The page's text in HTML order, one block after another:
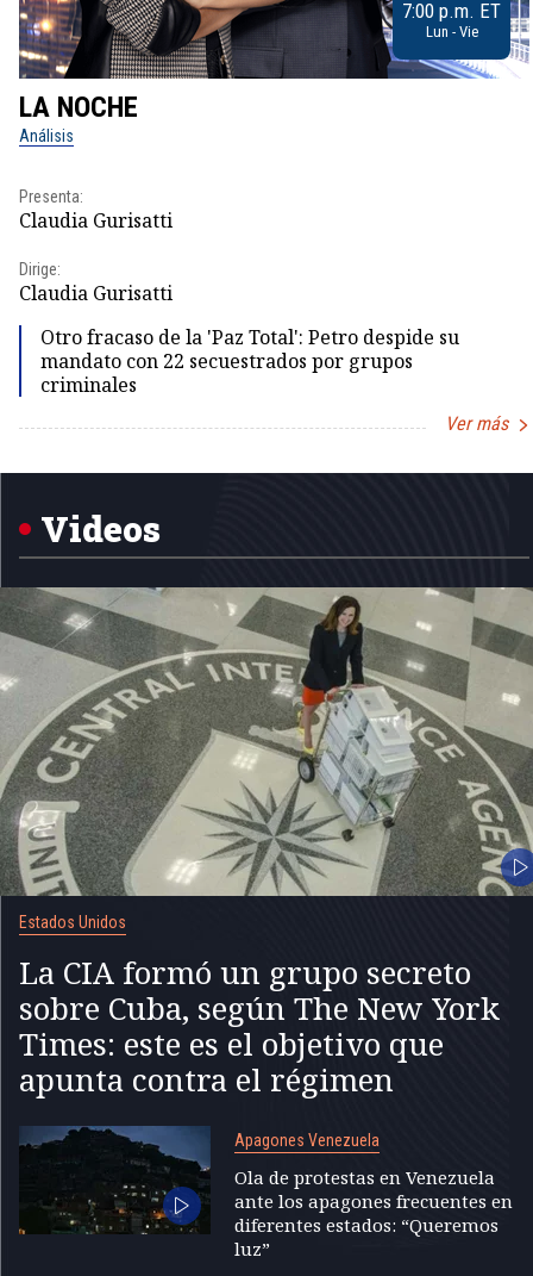
7:00 p.m. ET
Lun - Vie
LA NOCHE
Análisis
Presenta:
Claudia Gurisatti
Dirige:
Claudia Gurisatti
Otro fracaso de la 'Paz Total': Petro despide su
mandato con 22 secuestrados por grupos
criminales
Ver más
1
Videos
Estados Unidos
La CIA formó un grupo secreto
sobre Cuba, según The New York
Times: este es el objetivo que
apunta contra el régimen
Apagones Venezuela
Ola de protestas en Venezuela
ante los apagones frecuentes en
diferentes estados: “Queremos
luz”